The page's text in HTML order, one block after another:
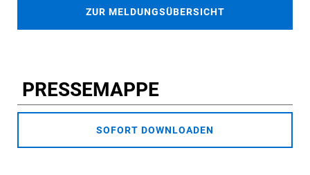
ZUR MELDUNGSÜBERSICHT
PRESSEMAPPE
SOFORT DOWNLOADEN